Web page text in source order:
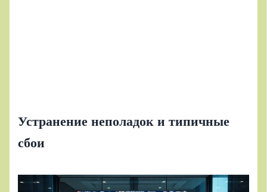
Устранение неполадок и типичные
сбои